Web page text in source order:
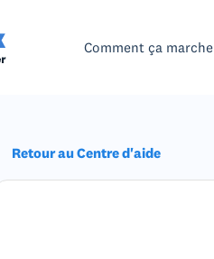
Comment ça marche
Retour au Centre d'aide